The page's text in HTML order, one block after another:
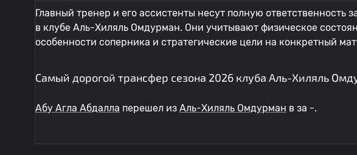
Главный тренер и его ассистенты несут полную ответственность
в клубе Аль-Хиляль Омдурман. Они учитывают физическое
особенности соперника и стратегические цели на конкретный
Самый дорогой трансфер сезона 2026 клуба Аль-Хиляль
Абу Агла Абдалла перешел из Аль-Хиляль Омдурман в за -.